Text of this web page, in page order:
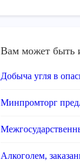
Вам может быть
Добыча угля в
Минпромторг
Алкоголем,